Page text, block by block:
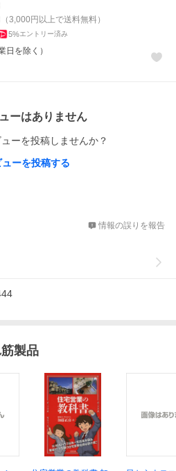
（3,000 円以上で送料無料）
5%エントリー済み
日を除く）
ーはありません
ーを投稿しませんか？
ューを投稿する
情報の誤りを報告
製品